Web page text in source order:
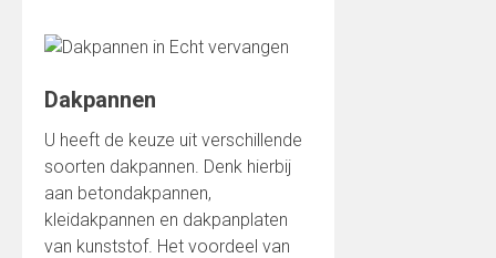
Dakpannen
U heeft de keuze uit verschillende
soorten dakpannen. Denk hierbij
aan betondakpannen,
kleidakpannen en dakpanplaten
van kunststof. Het voordeel van